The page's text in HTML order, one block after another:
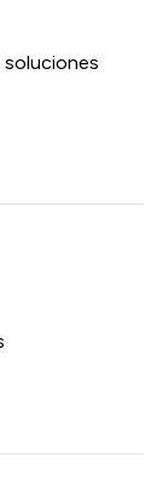
soluciones